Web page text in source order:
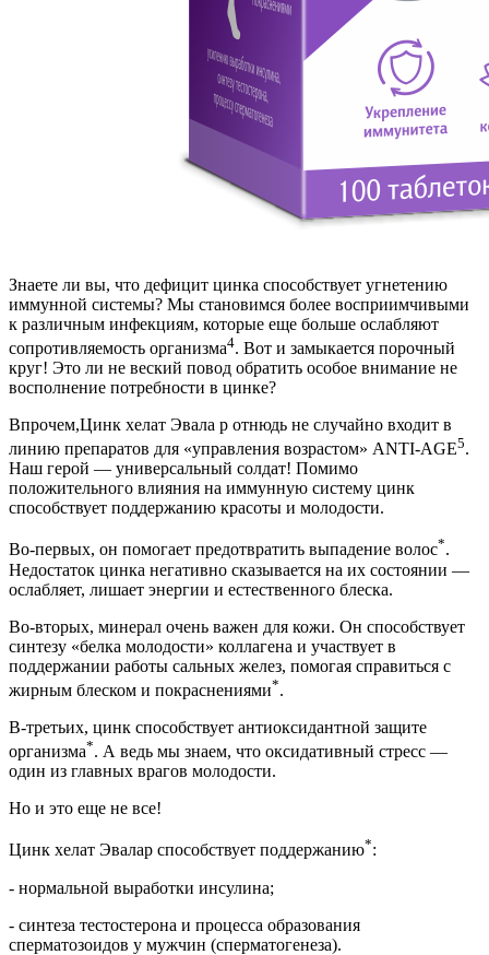
Знаете ли вы, что дефицит цинка способствует угнетению
иммунной системы? Мы становимся более восприимчивыми
к различным инфекциям, которые еще больше ослабляют
сопротивляемость организма4. Вот и замыкается порочный
круг! Это ли не веский повод обратить особое внимание не
восполнение потребности в цинке?
Впрочем,Цинк хелат Эвала р отнюдь не случайно входит в
линию препаратов для «управления возрастом» ANTI-AGE5.
Наш герой — универсальный солдат! Помимо
положительного влияния на иммунную систему цинк
способствует поддержанию красоты и молодости.
Во-первых, он помогает предотвратить выпадение волос*.
Недостаток цинка негативно сказывается на их состоянии —
ослабляет, лишает энергии и естественного блеска.
Во-вторых, минерал очень важен для кожи. Он способствует
синтезу «белка молодости» коллагена и участвует в
поддержании работы сальных желез, помогая справиться с
жирным блеском и покраснениями*.
В-третьих, цинк способствует антиоксидантной защите
организма*. А ведь мы знаем, что оксидативный стресс —
один из главных врагов молодости.
Но и это еще не все!
Цинк хелат Эвалар способствует поддержанию*:
- нормальной выработки инсулина;
- синтеза тестостерона и процесса образования
сперматозоидов у мужчин (сперматогенеза).